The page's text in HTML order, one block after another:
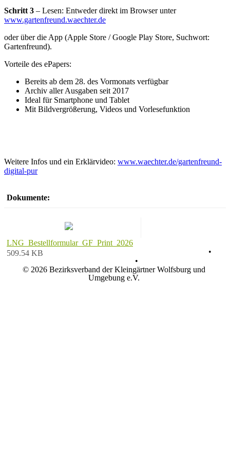
Schritt 3 – Lesen: Entweder direkt im Browser unter
www.gartenfreund.waechter.de
oder über die App (Apple Store / Google Play Store, Suchwort:
Gartenfreund).
Vorteile des ePapers:
Bereits ab dem 28. des Vormonats verfügbar
Archiv aller Ausgaben seit 2017
Ideal für Smartphone und Tablet
Mit Bildvergrößerung, Videos und Vorlesefunktion
Weitere Infos und ein Erklärvideo: www.waechter.de/gartenfreund-
digital-pur
Dokumente:
LNG_Bestellformular_GF_Print_2026
509.54 KB
•
•
© 2026 Bezirksverband der Kleingärtner Wolfsburg und
Umgebung e.V.